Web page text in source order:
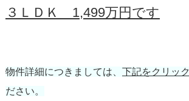
３ＬＤＫ 1,499万円です
物件詳細につきましては、 下記をクリック
ださい。